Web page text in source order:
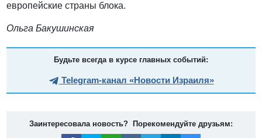
европейские страны блока.
Ольга Бакушинская
Будьте всегда в курсе главных событий:
Telegram-канал «Новости Израиля»
Заинтересовала новость? Порекомендуйте друзьям: